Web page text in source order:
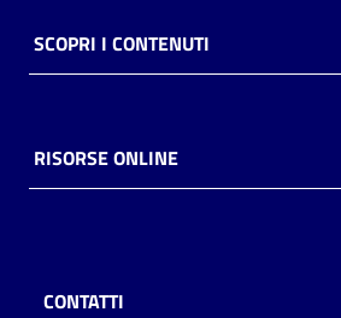
SCOPRI I CONTENUTI
RISORSE ONLINE
CONTATTI